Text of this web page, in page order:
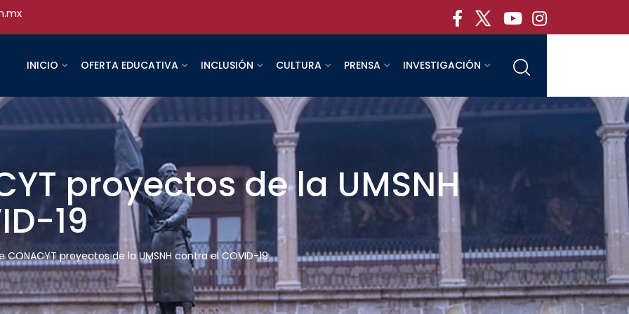
INICIO OFERTA EDUCATIVA INCLUSIÓN CULTURA PRENSA INVESTIGACIÓN
proyectos de la UMSNH
19
CONACYT proyectos de la UMSNH contra el COVID-19